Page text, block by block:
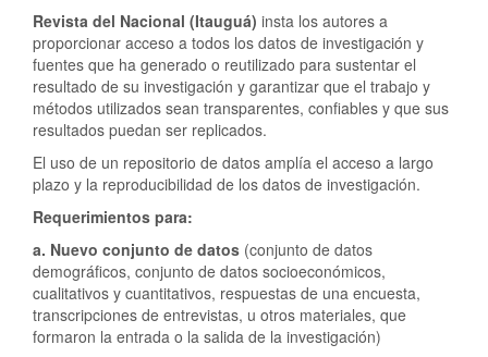
Revista del Nacional (Itauguá) insta los autores a
proporcionar acceso a todos los datos de investigación y
fuentes que ha generado o reutilizado para sustentar el
resultado de su investigación y garantizar que el trabajo y
métodos utilizados sean transparentes, confiables y que sus
resultados puedan ser replicados.
El uso de un repositorio de datos amplía el acceso a largo
plazo y la reproducibilidad de los datos de investigación.
Requerimientos para:
a. Nuevo conjunto de datos (conjunto de datos
demográficos, conjunto de datos socioeconómicos,
cualitativos y cuantitativos, respuestas de una encuesta,
transcripciones de entrevistas, u otros materiales, que
formaron la entrada o la salida de la investigación)